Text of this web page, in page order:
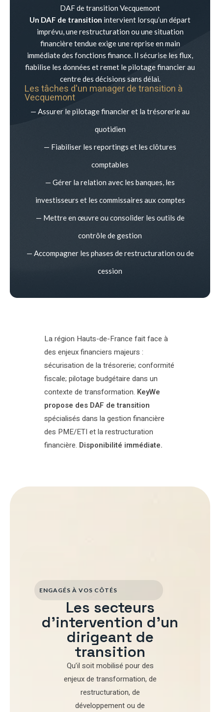
DAF de transition Vecquemont
Un DAF de transition intervient lorsqu’un départ
imprévu, une restructuration ou une situation
financière tendue exige une reprise en main
immédiate des fonctions finance. Il sécurise les flux,
fiabilise les données et remet le pilotage financier au
centre des décisions sans délai.
Les tâches d'un manager de transition à
Vecquemont
— Assurer le pilotage financier et la trésorerie au
quotidien
— Fiabiliser les reportings et les clôtures
comptables
— Gérer la relation avec les banques, les
investisseurs et les commissaires aux comptes
— Mettre en œuvre ou consolider les outils de
contrôle de gestion
— Accompagner les phases de restructuration ou de
cession
La région Hauts-de-France fait face à
des enjeux financiers majeurs :
sécurisation de la trésorerie; conformité
fiscale; pilotage budgétaire dans un
contexte de transformation. KeyWe
propose des DAF de transition
spécialisés dans la gestion financière
des PME/ETI et la restructuration
financière. Disponibilité immédiate.
ENGAGÉS À VOS CÔTÉS
Les secteurs
d'intervention d'un
dirigeant de
transition
Qu’il soit mobilisé pourdes
enjeux de transformation, de
restructuration, de
développementou de